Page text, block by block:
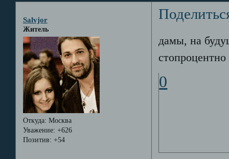
Salvjor
Житель
Откуда: Москва
Уважение: +626
Позитив: +54
дамы, на
0